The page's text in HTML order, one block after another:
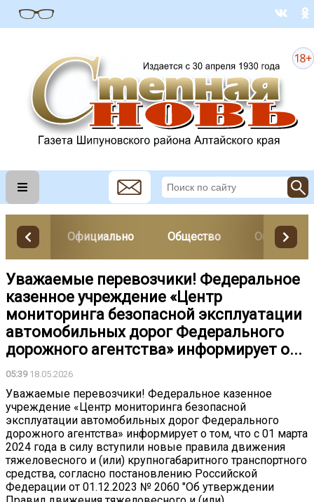
Официально Общество
Уважаемые перевозчики! Федеральное
казенное учреждение «Центр
мониторинга безопасной эксплуатации
автомобильных дорог Федерального
дорожного агентства» информирует о...
05:3918.05.2026
Уважаемые перевозчики! Федеральное казенное
учреждение «Центр мониторинга безопасной
эксплуатации автомобильных дорог Федерального
дорожного агентства» информирует о том, что с 01 марта
2024 года в силу вступили новые правила движения
тяжеловесного и (или) крупногабаритного транспортного
средства, согласно постановлению Российской
Федерации от 01.12.2023 № 2060 "Об утверждении